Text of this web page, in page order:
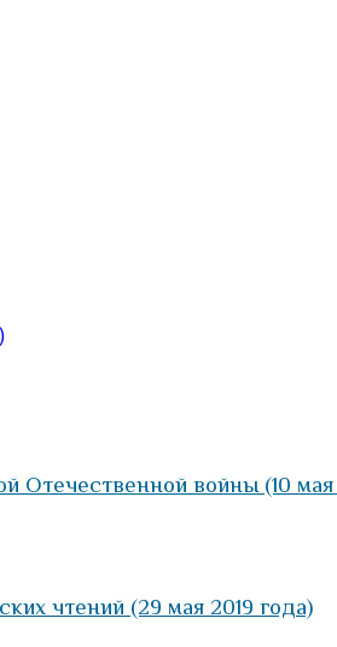
Отечественной войны (10 мая
чтений (29 мая 2019 года)